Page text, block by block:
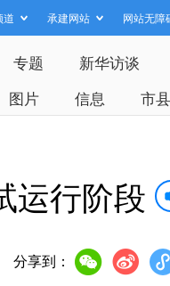
道 承建网站 网站无障
专题 新华访谈
图片 信息 市县
运行阶段
分享到：